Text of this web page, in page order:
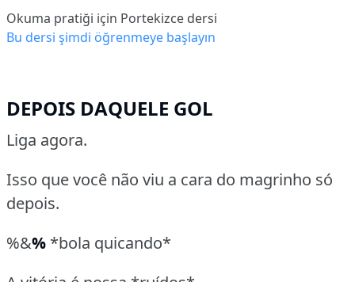
Okuma pratiği için Portekizce dersi
Bu dersi şimdi öğrenmeye başlayın
DEPOIS DAQUELE GOL
Liga agora.
Isso que você não viu a cara do magrinho só
depois.
%&% *bola quicando*